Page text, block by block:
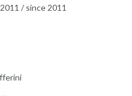
/ since 2011